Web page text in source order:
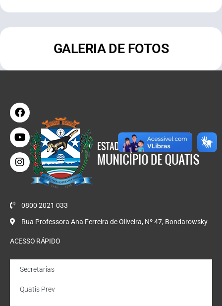
GALERIA DE FOTOS
0800 2021 033
Rua Professora Ana Ferreira de Oliveira, Nº 47, Bondarowsky
ACESSO RÁPIDO
Secretarias
Quatis Prev